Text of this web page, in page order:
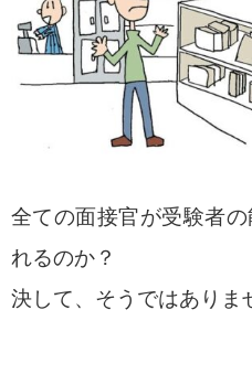
全ての面接官が受験者
れるのか？
決して、そうではありま